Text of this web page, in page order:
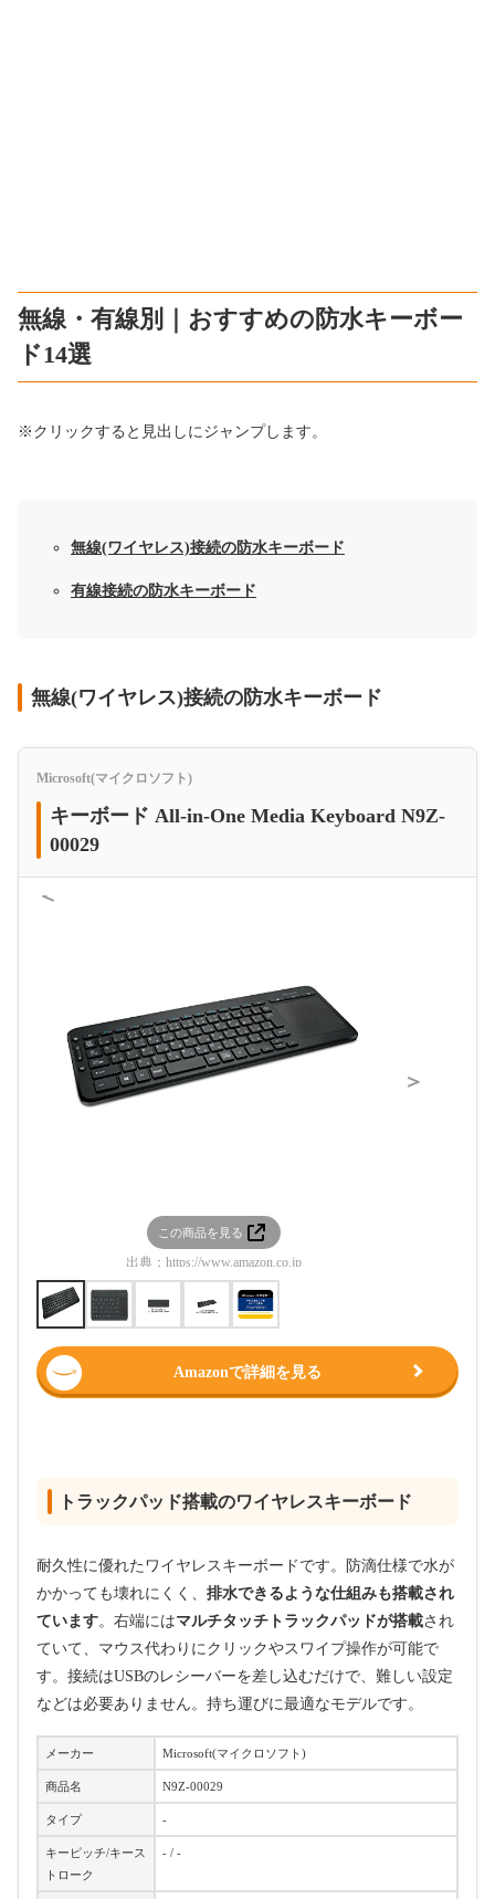
無線・有線別｜おすすめの防水キーボー
ド14選
※クリックすると見出しにジャンプします。
無線(ワイヤレス)接続の防水キーボード
有線接続の防水キーボード
無線(ワイヤレス)接続の防水キーボード
Microsoft(マイクロソフト)
キーボード All-in-One Media Keyboard N9Z-
00029
＜
この商品を見る
出典： https://www.amazon.co.jp
＞
Amazonで詳細を見る
トラックパッド搭載のワイヤレスキーボード
耐久性に優れたワイヤレスキーボードです。防滴仕様で水が
かかっても壊れにくく、 排水できるような仕組みも搭載され
ています。右端にはマルチタッチトラックパッドが搭載され
ていて、マウス代わりにクリックやスワイプ操作が可能で
す。接続はUSBのレシーバーを差し込むだけで、難しい設定
などは必要ありません。持ち運びに最適なモデルです。
メーカー Microsoft(マイクロソフト)
商品名 N9Z-00029
タイプ -
キーピッチ/キース
トローク
- / -